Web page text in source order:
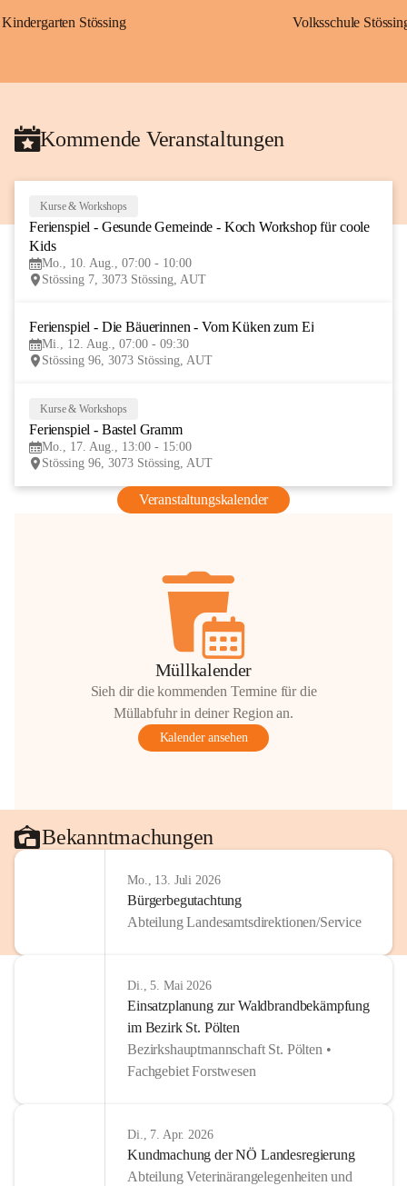
Kindergarten Stössing Volksschule
Kommende Veranstaltungen
AUG
Kurse & Workshops
Ferienspiel - Gesunde Gemeinde - Koch Workshop für coole
Kids
Mo., 10. Aug., 07:00 - 10:00
Stössing 7, 3073 Stössing, AUT
Ferienspiel - Die Bäuerinnen - Vom Küken zum Ei
Mi., 12. Aug., 07:00 - 09:30
Stössing 96, 3073 Stössing, AUT
Kurse & Workshops
Ferienspiel - Bastel Gramm
Mo., 17. Aug., 13:00 - 15:00
Stössing 96, 3073 Stössing, AUT
Veranstaltungskalender
Müllkalender
Sieh dir die kommenden Termine für die
Müllabfuhr in deiner Region an.
Kalender ansehen
Bekanntmachungen
Mo., 13. Juli 2026
Bürgerbegutachtung
Abteilung Landesamtsdirektionen/Service
Di., 5. Mai 2026
Einsatzplanung zur Waldbrandbekämpfung
im Bezirk St. Pölten
Bezirkshauptmannschaft St. Pölten •
Fachgebiet Forstwesen
Di., 7. Apr. 2026
Kundmachung der NÖ Landesregierung
Abteilung Veterinärangelegenheiten und